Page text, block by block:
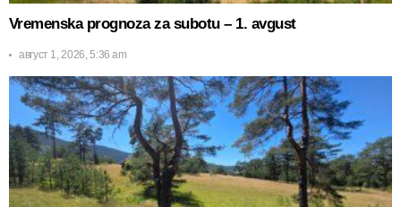
Vremenska prognoza za subotu – 1. avgust
август 1, 2026, 5:36 am